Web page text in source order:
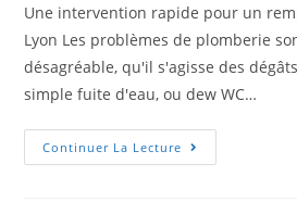
Une intervention rapide pour un
Lyon Les problèmes de plomberie
désagréable, qu'il s'agisse des
simple fuite d'eau, ou dew WC…
Continuer La Lecture